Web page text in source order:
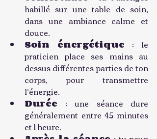
habillé sur une table de soin,
dans une ambiance calme et
douce.
Soin énergétique : le
praticien place ses mains au
dessus différentes parties de ton
corps, pour transmettre
l’énergie.
Durée : une séance dure
généralement entre 45 minutes
et 1 heure.